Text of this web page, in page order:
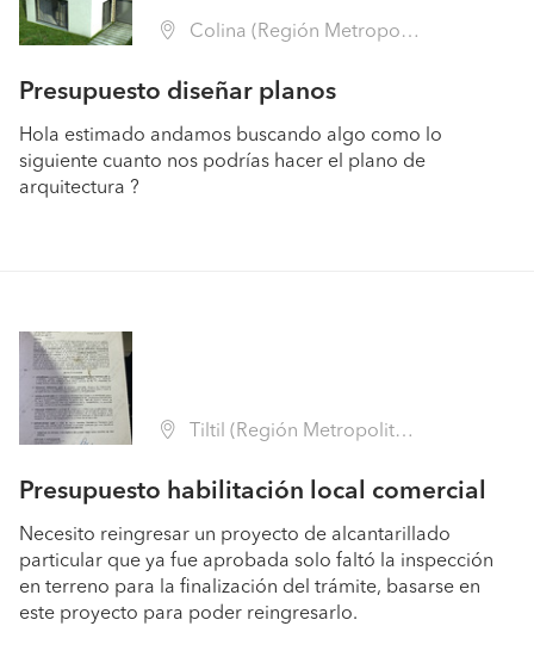
Colina (Región Metropolitana - Chacabuco)
Presupuesto diseñar planos
Hola estimado andamos buscando algo como lo
siguiente cuanto nos podrías hacer el plano de
arquitectura ?
Tiltil (Región Metropolitana - Chacabuco)
Presupuesto habilitación local comercial
Necesito reingresar un proyecto de alcantarillado
particular que ya fue aprobada solo faltó la inspección
en terreno para la finalización del trámite, basarse en
este proyecto para poder reingresarlo.